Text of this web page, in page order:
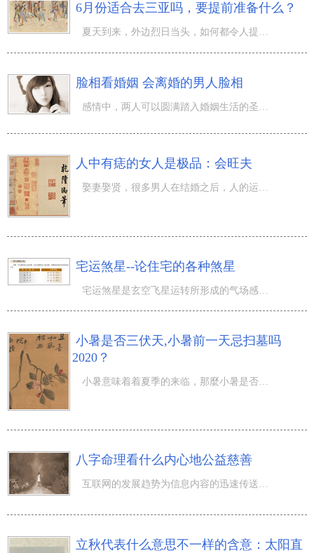
6月份适合去三亚吗，要提前准备什么？
夏天到来，外边烈日当头，如何都令人提不起来外出的兴趣爱好。那样的气温大部分人要挑选窝在家里，吹着中央
脸相看婚姻 会离婚的男人脸相
感情中，两人可以圆满踏入婚姻生活的圣殿是十分不易的，可是，有的男生完婚却不容易爱惜自身的老婆，作出某
人中有痣的女人是极品：会旺夫
娶妻娶贤，很多男人在结婚之后，人的运势变得越来越好，做什么事情都越来越顺利，其实很多离不开老婆的帮助
宅运煞星--论住宅的各种煞星
宅运煞星是玄空飞星运转所形成的气场感应的表现，是玄空住宅学论断宅运时，趋吉避凶研讨的一个重要内容。
小暑是否三伏天,小暑前一天忌扫墓吗
2020？
小暑意味着着夏季的来临，那麼小暑是否三伏天,小暑前一天忌扫墓吗2020？在我们赶到农历四月，气温一天天火
八字命理看什么内心地公益慈善
互联网的发展趋势为信息内容的迅速传送出示了方便快捷方式，无论是国家大事新闻、规章制度法律法规，还是大
立秋代表什么意思不一样的含意：太阳直